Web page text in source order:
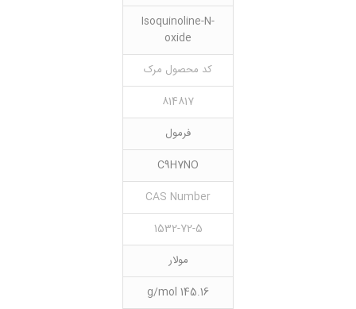
Isoquinoline-N-
oxide
کد محصول مرک
814817
فرمول
C9H7NO
CAS Number
1532-72-5
مولار
145.16 g/mol